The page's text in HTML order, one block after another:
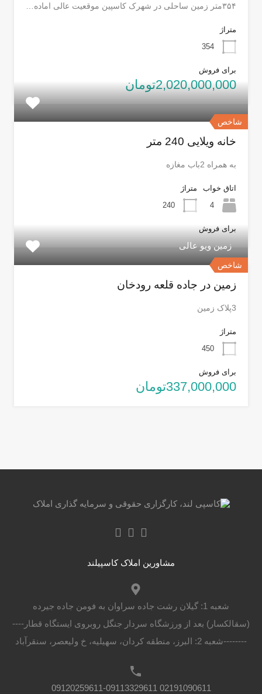
۳۵۴متر زمین ساحلی در شهرک کاسپین موقعیت عالی اماده…
متراژ
354
برای فروش
2,020,000,000تومان
شاخص
خانه ویلایی 240 متر
به همراه 2باب مغازه
اتاق خواب
4
متراژ
240
برای فروش
شاخص
زمین ویو عالی
زمین در جاده قلعه رودخان
3پلاک زمین
متراژ
450
برای فروش
337,000,000تومان
مشاورین املاک کاسپیلند
شعبه 1: گیلان رشت جاده سراوان به فومن جاده جیرده
(سقالکسار) بعد از ورزشگاه سردار جنگل روبروی ایستگاه قطار----
--------شعبه 2: البرز، منطقه کردان، سهیلیه، خ ولیعصر، سنقرآباد
02191090611 09120259611-09113329611